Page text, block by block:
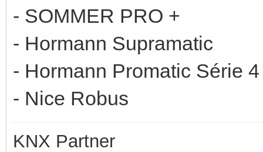
- SOMMER PRO +
- Hormann Supramatic
- Hormann Promatic Série 4
- Nice Robus
KNX Partner